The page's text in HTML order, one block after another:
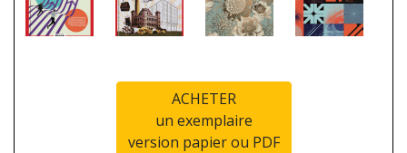
ACHETER
un exemplaire
version papier ou PDF